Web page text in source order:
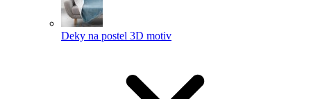
Deky na postel 3D motiv